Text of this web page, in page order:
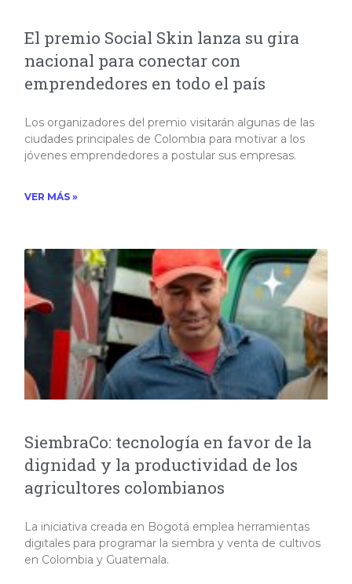
El premio Social Skin lanza su gira
nacional para conectar con
emprendedores en todo el país
Los organizadores del premio visitarán algunas de las
ciudades principales de Colombia para motivar a los
jóvenes emprendedores a postular sus empresas.
VER MÁS »
SiembraCo: tecnología en favor de la
dignidad y la productividad de los
agricultores colombianos
La iniciativa creada en Bogotá emplea herramientas
digitales para programar la siembra y venta de cultivos
en Colombia y Guatemala.